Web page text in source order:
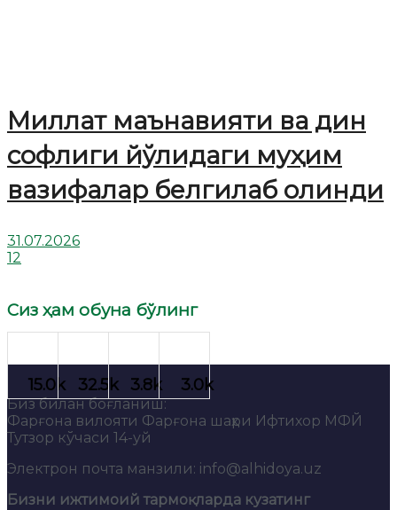
Миллат маънавияти ва дин
софлиги йўлидаги муҳим
вазифалар белгилаб олинди
31.07.2026
12
Сиз ҳам обуна бўлинг
Биз билан боғланиш:
Фарғона вилояти Фарғона шаҳри Ифтихор МФЙ
Тутзор кўчаси 14-уй
Электрон почта манзили: info@alhidoya.uz
Бизни ижтимоий тармоқларда кузатинг